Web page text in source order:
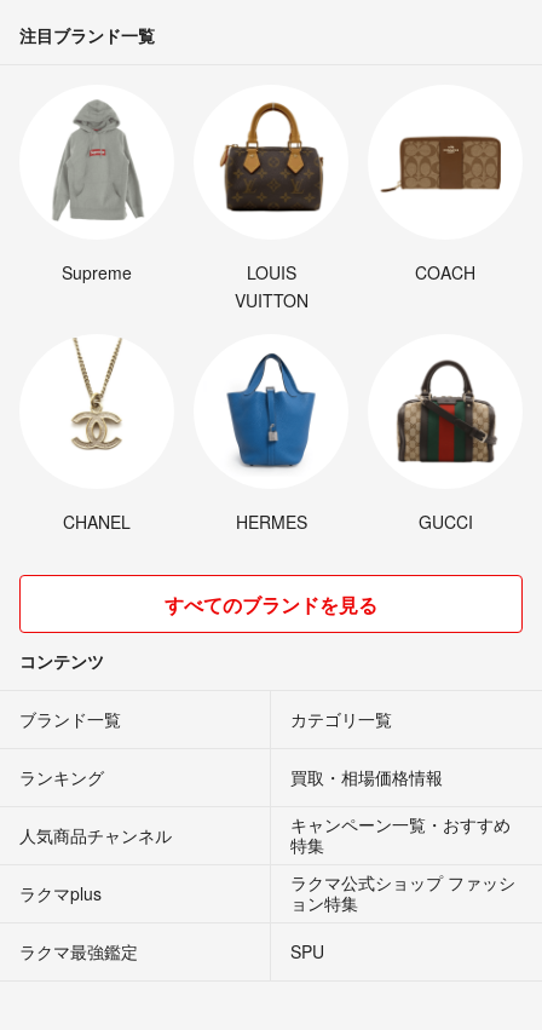
注目ブランド一覧
Supreme
LOUIS
VUITTON
COACH
CHANEL HERMES GUCCI
すべてのブランドを見る
コンテンツ
ブランド一覧 カテゴリ一覧
ランキング 買取・相場価格情報
人気商品チャンネル
キャンペーン一覧・おすすめ
特集
ラクマplus
ラクマ公式ショップ ファッシ
ョン特集
ラクマ最強鑑定
SPU